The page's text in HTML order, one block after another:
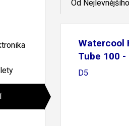
Od Nejlevnějšího
Watercool
Tube 100 -
D5